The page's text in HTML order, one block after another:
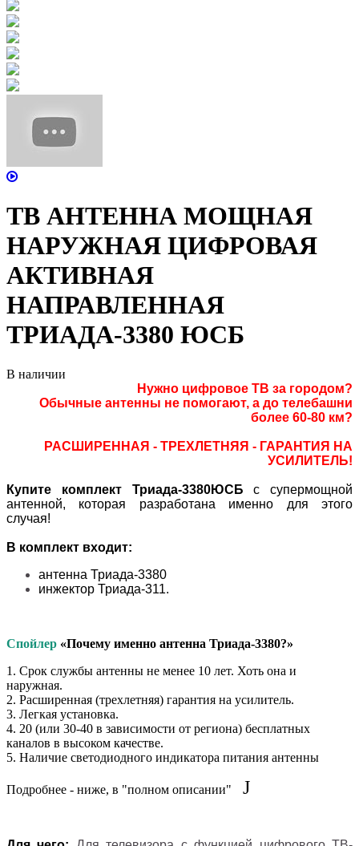
ТВ АНТЕННА МОЩНАЯ
НАРУЖНАЯ ЦИФРОВАЯ
АКТИВНАЯ
НАПРАВЛЕННАЯ
ТРИАДА-3380 ЮСБ
В наличии
Нужно цифровое ТВ за городом?
Обычные антенны не помогают, а до телебашни
более 60-80 км?
РАСШИРЕННАЯ - ТРЕХЛЕТНЯЯ - ГАРАНТИЯ НА
УСИЛИТЕЛЬ!
Купите комплект Триада-3380ЮСБ с супермощной
антенной, которая разработана именно для этого
случая!
В комплект входит:
антенна Триада-3380
инжектор Триада-311.
Спойлер «Почему именно антенна Триада-3380?»
1. Срок службы антенны не менее 10 лет. Хоть она и
наружная.
2. Расширенная (трехлетняя) гарантия на усилитель.
3. Легкая установка.
4. 20 (или 30-40 в зависимости от региона) бесплатных
каналов в высоком качестве.
5. Наличие светодиодного индикатора питания антенны
Подробнее - ниже, в "полном описании" J